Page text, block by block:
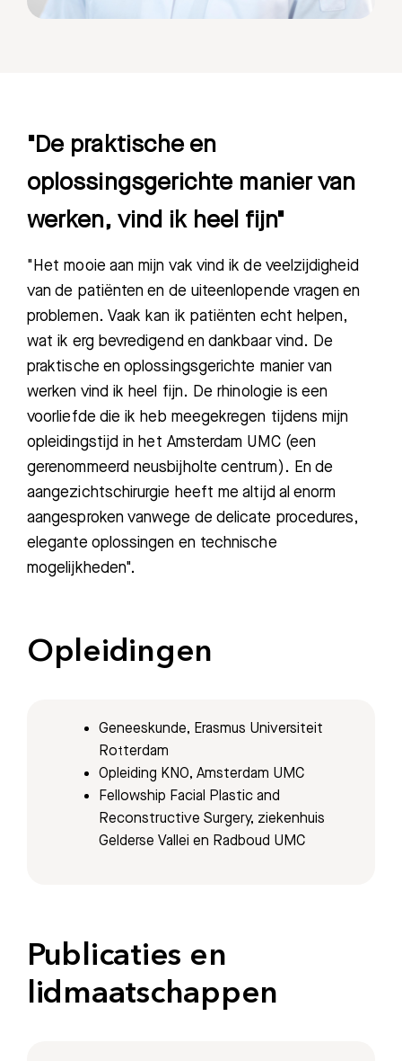
Zoeken
Afspraak maken
"De praktische en
oplossingsgerichte manier van
werken, vind ik heel fijn"
"Het mooie aan mijn vak vind ik de veelzijdigheid
van de patiënten en de uiteenlopende vragen en
problemen. Vaak kan ik patiënten echt helpen,
wat ik erg bevredigend en dankbaar vind. De
praktische en oplossingsgerichte manier van
werken vind ik heel fijn. De rhinologie is een
voorliefde die ik heb meegekregen tijdens mijn
opleidingstijd in het Amsterdam UMC (een
gerenommeerd neusbijholte centrum). En de
aangezichtschirurgie heeft me altijd al enorm
aangesproken vanwege de delicate procedures,
elegante oplossingen en technische
mogelijkheden".
Opleidingen
Geneeskunde, Erasmus Universiteit
Rotterdam
Opleiding KNO, Amsterdam UMC
Fellowship Facial Plastic and
Reconstructive Surgery, ziekenhuis
Gelderse Vallei en Radboud UMC
Publicaties en
lidmaatschappen